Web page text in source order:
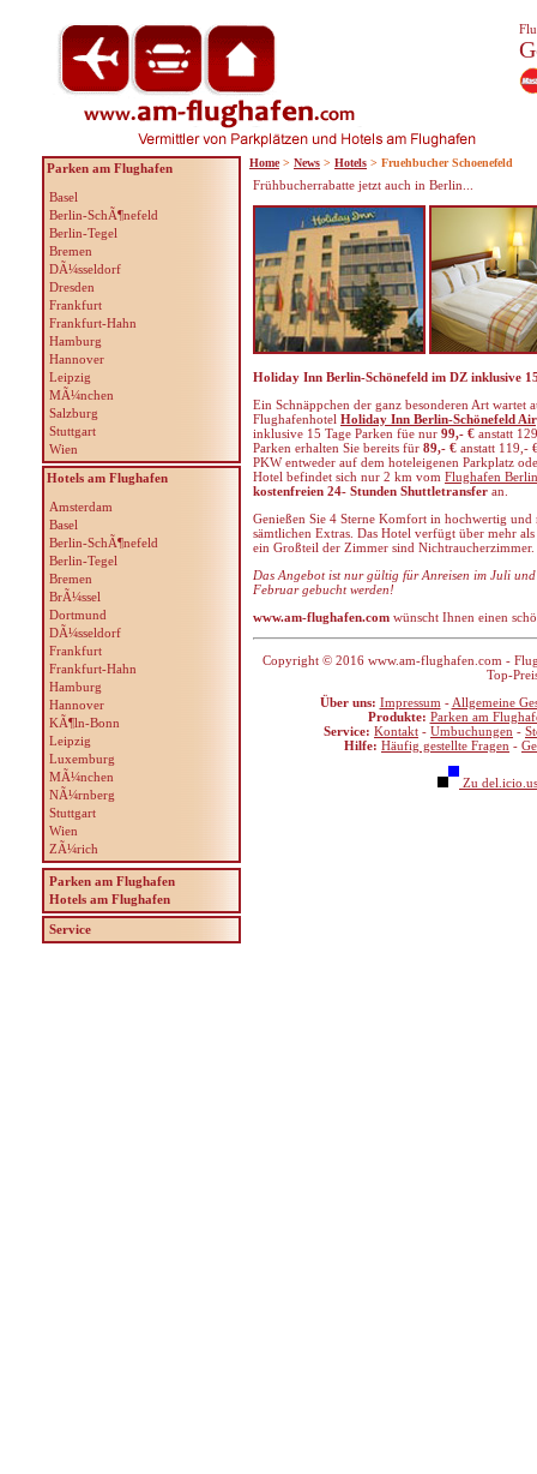
Frühbucherrabatte jetzt auch in Berlin...
Holiday Inn Berlin-Schönefeld im DZ inklusive
Ein Schnäppchen der ganz besonderen Art wartet
Flughafenhotel Holiday Inn Berlin-Schönefeld
inklusive 15 Tage Parken füe nur 99,- € anstatt
Parken erhalten Sie bereits für 89,- € anstatt 119,-
PKW entweder auf dem hoteleigenen Parkplatz
Hotel befindet sich nur 2 km vom Flughafen
kostenfreien 24- Stunden Shuttletransfer an.
Genießen Sie 4 Sterne Komfort in hochwertig
sämtlichen Extras. Das Hotel verfügt über mehr
ein Großteil der Zimmer sind Nichtraucherzimmer.
Das Angebot ist nur gültig für Anreisen im Juli
Februar gebucht werden!
www.am-flughafen.com wünscht Ihnen einen
Copyright © 2016 www.am-flughafen.com -
Top-
Über uns: Impressum - Allgemeine
Produkte: Parken am
Service: Kontakt - Umbuchungen -
Hilfe: Häufig gestellte Fragen -
Zu
Parken am Flughafen
Basel
Berlin-SchÃ¶nefeld
Berlin-Tegel
Bremen
DÃ¼sseldorf
Dresden
Frankfurt
Frankfurt-Hahn
Hamburg
Hannover
Leipzig
MÃ¼nchen
Salzburg
Stuttgart
Wien
Hotels am Flughafen
Amsterdam
Basel
Berlin-SchÃ¶nefeld
Berlin-Tegel
Bremen
BrÃ¼ssel
Dortmund
DÃ¼sseldorf
Frankfurt
Frankfurt-Hahn
Hamburg
Hannover
KÃ¶ln-Bonn
Leipzig
Luxemburg
MÃ¼nchen
NÃ¼rnberg
Stuttgart
Wien
ZÃ¼rich
Parken am Flughafen
Hotels am Flughafen
Service
Home > News > Hotels > Fruehbucher Schoenefeld